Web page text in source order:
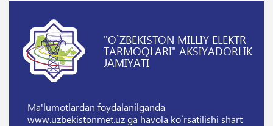
"O`ZBEKISTON MILLIY ELEKTR
TARMOQLARI" AKSIYADORLIK
JAMIYATI
Ma'lumotlardan foydalanilganda
www.uzbekistonmet.uz ga havola ko`rsatilishi shart